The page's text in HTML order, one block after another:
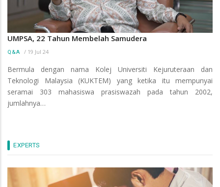
UMPSA, 22 Tahun Membelah Samudera
Q&A / 19 Jul 24
Bermula dengan nama Kolej Universiti Kejuruteraan dan
Teknologi Malaysia (KUKTEM) yang ketika itu mempunyai
seramai 303 mahasiswa prasiswazah pada tahun 2002,
jumlahnya…
EXPERTS